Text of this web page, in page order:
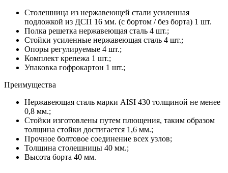
Столешница из нержавеющей стали усиленная
подложкой из ДСП 16 мм. (с бортом / без борта) 1 шт.
Полка решетка нержавеющая сталь 4 шт.;
Стойки усиленные нержавеющая сталь 4 шт.;
Опоры регулируемые 4 шт.;
Комплект крепежа 1 шт.;
Упаковка гофрокартон 1 шт.;
Преимущества
Нержавеющая сталь марки AISI 430 толщиной не менее
0,8 мм.;
Стойки изготовлены путем плющения, таким образом
толщина стойки достигается 1,6 мм.;
Прочное болтовое соединение всех узлов;
Толщина столешницы 40 мм.;
Высота борта 40 мм.